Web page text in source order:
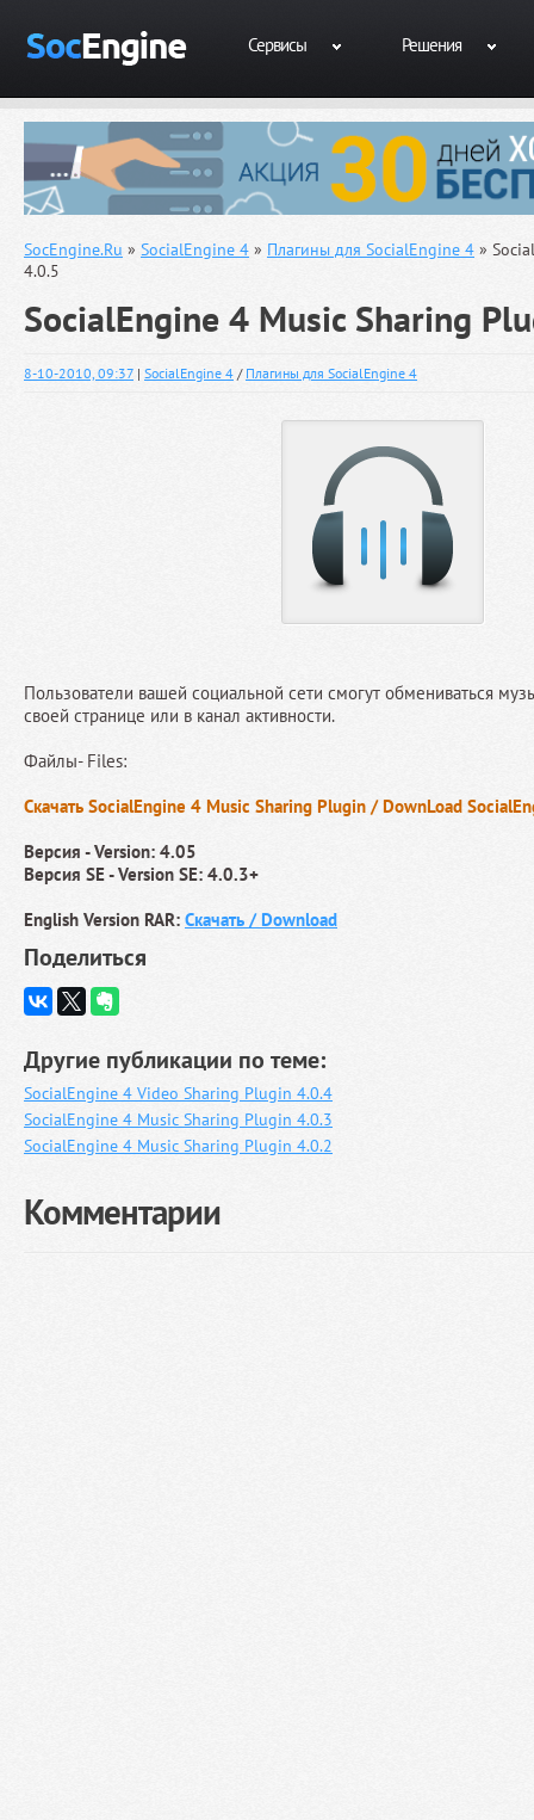
Сервисы Решения
SocEngine.Ru » SocialEngine 4 » Плагины для SocialEngine 4 »
4.0.5
SocialEngine 4 Music Sharing
8-10-2010, 09:37 | SocialEngine 4 / Плагины для SocialEngine 4
Пользователи вашей социальной сети смогут обмениваться
своей странице или в канал активности.
Файлы- Files:
Скачать SocialEngine 4 Music Sharing Plugin / DownLoad
Версия - Version: 4.05
Версия SE - Version SE: 4.0.3+
English Version RAR: Скачать / Download
Поделиться
Другие публикации по теме:
SocialEngine 4 Video Sharing Plugin 4.0.4
SocialEngine 4 Music Sharing Plugin 4.0.3
SocialEngine 4 Music Sharing Plugin 4.0.2
Комментарии